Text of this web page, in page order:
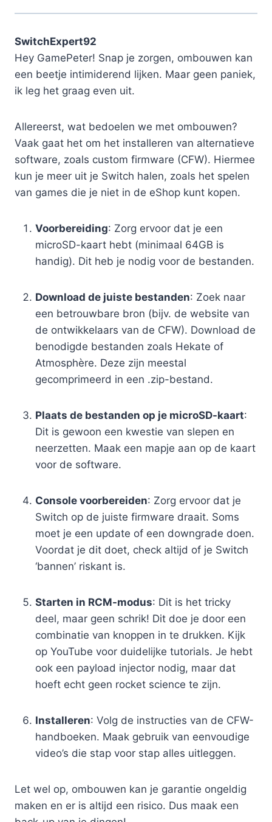
SwitchExpert92
Hey GamePeter! Snap je zorgen, ombouwen kan
een beetje intimiderend lijken. Maar geen paniek,
ik leg het graag even uit.
Allereerst, wat bedoelen we met ombouwen?
Vaak gaat het om het installeren van alternatieve
software, zoals custom firmware (CFW). Hiermee
kun je meer uit je Switch halen, zoals het spelen
van games die je niet in de eShop kunt kopen.
Voorbereiding: Zorg ervoor dat je een
microSD-kaart hebt (minimaal 64GB is
handig). Dit heb je nodig voor de bestanden.
Download de juiste bestanden: Zoek naar
een betrouwbare bron (bijv. de website van
de ontwikkelaars van de CFW). Download de
benodigde bestanden zoals Hekate of
Atmosphère. Deze zijn meestal
gecomprimeerd in een .zip-bestand.
Plaats de bestanden op je microSD-kaart:
Dit is gewoon een kwestie van slepen en
neerzetten. Maak een mapje aan op de kaart
voor de software.
Console voorbereiden: Zorg ervoor dat je
Switch op de juiste firmware draait. Soms
moet je een update of een downgrade doen.
Voordat je dit doet, check altijd of je Switch
‘bannen’ riskant is.
Starten in RCM-modus: Dit is het tricky
deel, maar geen schrik! Dit doe je door een
combinatie van knoppen in te drukken. Kijk
op YouTube voor duidelijke tutorials. Je hebt
ook een payload injector nodig, maar dat
hoeft echt geen rocket science te zijn.
Installeren: Volg de instructies van de CFW-
handboeken. Maak gebruik van eenvoudige
video’s die stap voor stap alles uitleggen.
Let wel op, ombouwen kan je garantie ongeldig
maken en er is altijd een risico. Dus maak een